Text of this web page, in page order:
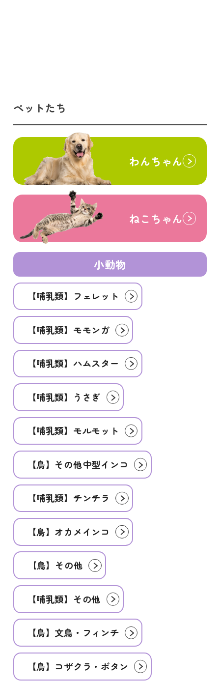
ペットたち
わんちゃん
ねこちゃん
小動物
【哺乳類】フェレット
【哺乳類】モモンガ
【哺乳類】ハムスター
【哺乳類】うさぎ
【哺乳類】モルモット
【鳥】その他中型インコ
【哺乳類】チンチラ
【鳥】オカメインコ
【鳥】その他
【哺乳類】その他
【鳥】文鳥・フィンチ
【鳥】コザクラ・ボタン